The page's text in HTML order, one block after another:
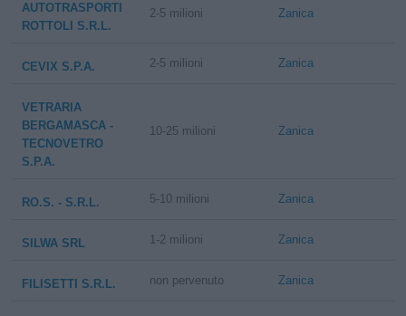
AUTOTRASPORTI
ROTTOLI S.R.L.
2-5 milioni Zanica
CEVIX S.P.A. 2-5 milioni Zanica
VETRARIA
BERGAMASCA -
TECNOVETRO
S.P.A.
10-25 milioni Zanica
RO.S. - S.R.L. 5-10 milioni Zanica
SILWA SRL 1-2 milioni Zanica
FILISETTI S.R.L. non pervenuto Zanica